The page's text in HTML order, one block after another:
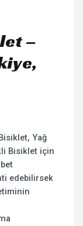
–
Yağ
Bisiklet için
edebilirsek